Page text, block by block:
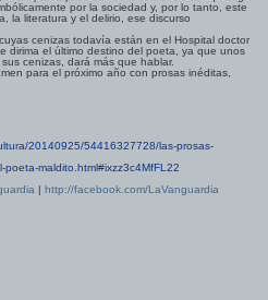
por la sociedad y, por lo tanto, este
la literatura y el delirio, ese discurso
cenizas todavía están en el Hospital doctor
dirima el último destino del poeta, ya que unos
cenizas, dará más que hablar.
para el próximo año con prosas inéditas,
20140925/54416327728/las-prosas-
maldito.html#ixzz3c4MfFL22
| http://facebook.com/LaVanguardia